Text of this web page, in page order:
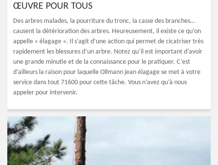
ŒUVRE POUR TOUS
Des arbres malades, la pourriture du tronc, la casse des branches…
causent la détérioration des arbres. Heureusement, il existe ce qu’on
appelle « élagage ». Il s’agit d’une action qui permet de cicatriser très
rapidement les blessures d’un arbre. Notez qu’il est important d’avoir
une grande minutie et de la connaissance pour le pratiquer. C’est
d’ailleurs la raison pour laquelle Ollmann jean élagage se met à votre
service dans tout 71600 pour cette tâche. Vous n’avez qu’à nous
appeler pour intervenir.